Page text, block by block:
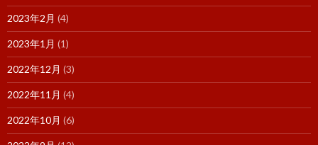
2023年2月 (4)
2023年1月 (1)
2022年12月 (3)
2022年11月 (4)
2022年10月 (6)